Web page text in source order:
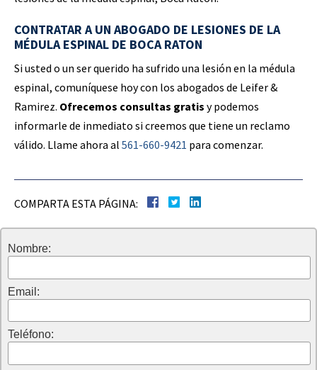
CONTRATAR A UN ABOGADO DE LESIONES DE LA
MÉDULA ESPINAL DE BOCA RATON
Si usted o un ser querido ha sufrido una lesión en la médula
espinal, comuníquese hoy con los abogados de Leifer &
Ramirez. Ofrecemos consultas gratis y podemos
informarle de inmediato si creemos que tiene un reclamo
válido. Llame ahora al 561-660-9421 para comenzar.
COMPARTA ESTA PÁGINA:
Nombre:
Email:
Teléfono: